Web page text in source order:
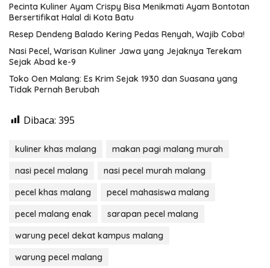
Pecinta Kuliner Ayam Crispy Bisa Menikmati Ayam Bontotan
Bersertifikat Halal di Kota Batu
Resep Dendeng Balado Kering Pedas Renyah, Wajib Coba!
Nasi Pecel, Warisan Kuliner Jawa yang Jejaknya Terekam
Sejak Abad ke-9
Toko Oen Malang: Es Krim Sejak 1930 dan Suasana yang
Tidak Pernah Berubah
Dibaca: 395
kuliner khas malang
makan pagi malang murah
nasi pecel malang
nasi pecel murah malang
pecel khas malang
pecel mahasiswa malang
pecel malang enak
sarapan pecel malang
warung pecel dekat kampus malang
warung pecel malang